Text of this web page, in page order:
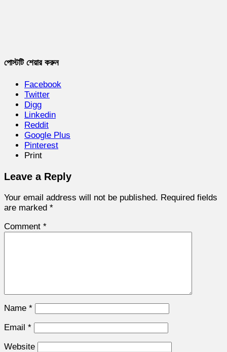
পোস্টটি শেয়ার করুন
Facebook
Twitter
Digg
Linkedin
Reddit
Google Plus
Pinterest
Print
Leave a Reply
Your email address will not be published. Required fields
are marked *
Comment *
Name *
Email *
Website